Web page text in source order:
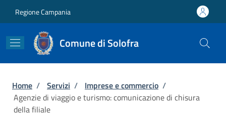
Regione Campania
Comune di Solofra
Briciole di pane
Home / Servizi / Imprese e commercio /
Agenzie di viaggio e turismo: comunicazione di chisura
della filiale